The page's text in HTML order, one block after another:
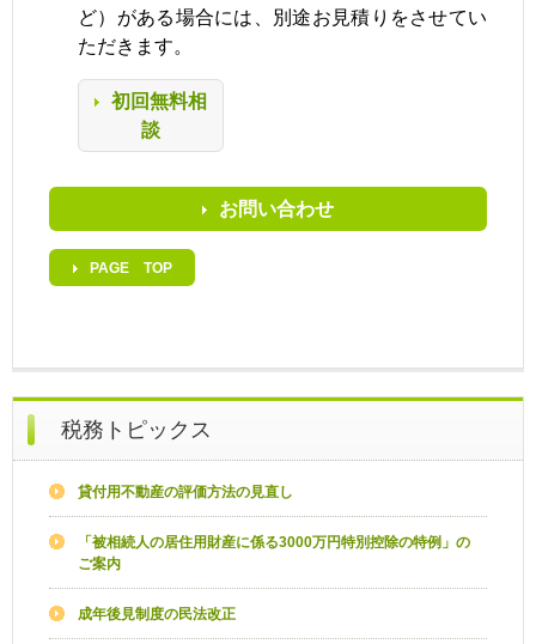
ど）がある場合には、別途お見積りをさせてい
ただきます。
初回無料相
談
お問い合わせ
PAGE TOP
税務トピックス
貸付用不動産の評価方法の見直し
「被相続人の居住用財産に係る3000万円特別控除の特例」の
ご案内
成年後見制度の民法改正